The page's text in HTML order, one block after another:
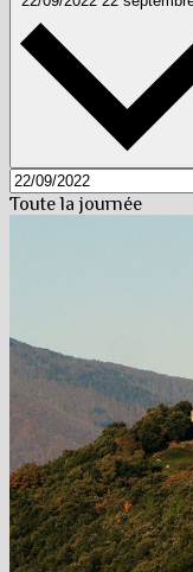
Toute la journée